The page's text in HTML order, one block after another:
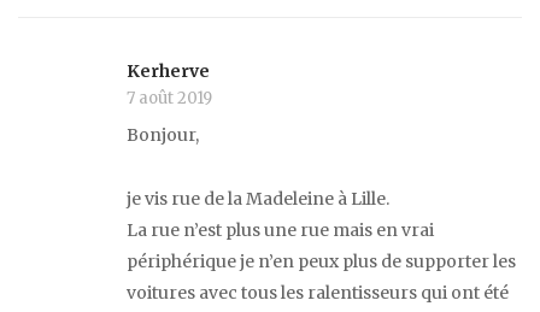
Kerherve
7 août 2019
Bonjour,
je vis rue de la Madeleine à Lille.
La rue n’est plus une rue mais en vrai
périphérique je n’en peux plus de supporter les
voitures avec tous les ralentisseurs qui ont été